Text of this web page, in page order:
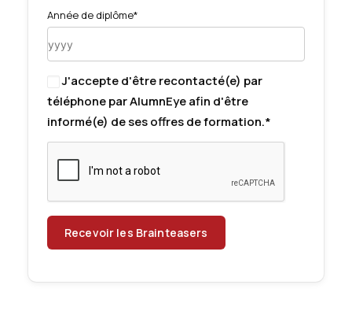
Année de diplôme*
J'accepte d'être recontacté(e) par
téléphone par AlumnEye afin d'être
informé(e) de ses offres de formation.*